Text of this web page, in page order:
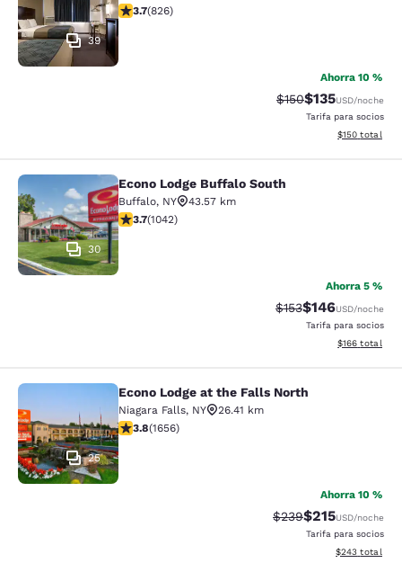
39
calificación de 3.69 estrellas. Bueno. 826 reseñas
3.7(826)
Ahorra 10 %
Precio tachado:
$150Precio con
$135USD/noche
Tarifa para socios
Ver detalles
$150 total
Econo Lodge Buffalo South
30
Econo Lodge Buffalo South
Buffalo, NY
43.57 km
calificación de 3.66 estrellas. Bueno. 1042 reseñas
3.7(1042)
Ahorra 5 %
Precio tachado:
$153Precio con
$146USD/noche
Tarifa para socios
Ver detalles
$166 total
Econo Lodge at the Falls North
25
Econo Lodge at the Falls North
Niagara Falls, NY
26.41 km
calificación de 3.77 estrellas. Bueno. 1656 reseñas
3.8(1656)
Ahorra 10 %
Precio tachado:
$239Precio con
$215USD/noche
Tarifa para socios
Ver detalles
$243 total